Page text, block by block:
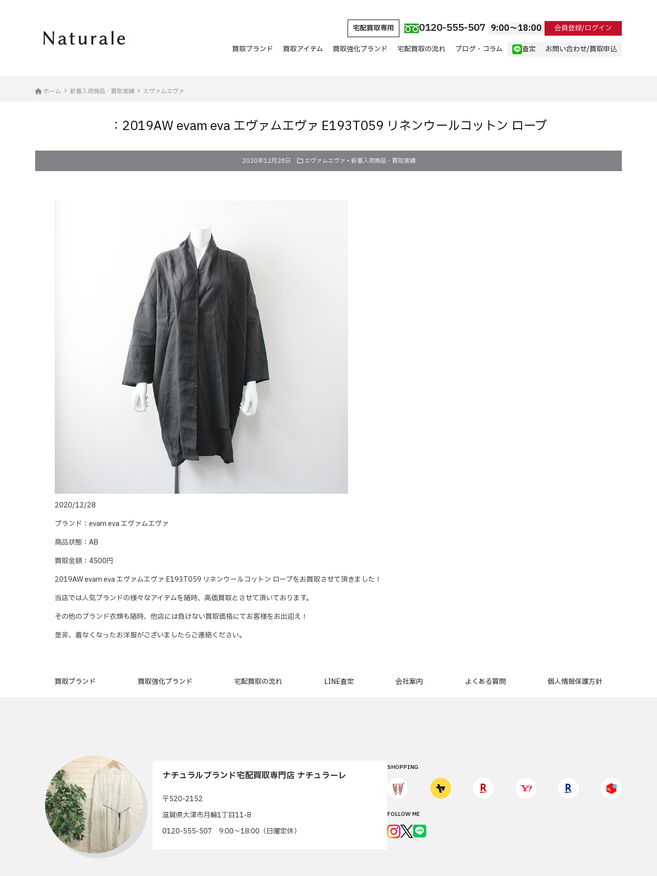
宅配買取専用 0120-555-507 9:00〜18:00 会員登録/ログイン
買取ブランド 買取アイテム 買取強化ブランド 宅配買取の流れ ブログ・コラム 査定 お問い合わせ/買取申込
ホーム 新着入荷商品・買取実績 エヴァムエヴァ
：2019AW evam eva エヴァムエヴァ E193T059 リネンウールコットン ローブ
2020年12月28日 エヴァムエヴァ • 新着入荷商品・買取実績
2020/12/28
ブランド：evam eva エヴァムエヴァ
商品状態：AB
買取金額：4500円
2019AW evam eva エヴァムエヴァ E193T059 リネンウールコットン ローブをお買取させて頂きました！
当店では人気ブランドの様々なアイテムを随時、高価買取とさせて頂いております。
その他のブランド衣類も随時、他店には負けない買取価格にてお客様をお出迎え！
是非、着なくなったお洋服がございましたらご連絡ください。
買取ブランド 買取強化ブランド 宅配買取の流れ LINE査定 会社案内 よくある質問 個人情報保護方針
ナチュラルブランド宅配買取専門店 ナチュラーレ
〒520-2152
滋賀県大津市月輪1丁目11-8
0120-555-507 9:00〜18:00（日曜定休）
SHOPPING
FOLLOW ME